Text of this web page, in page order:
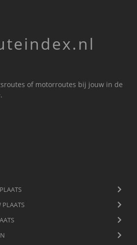
of motorroutes bij jouw in de
PLAATS